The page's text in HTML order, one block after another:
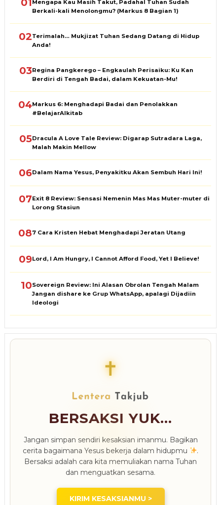
01Mengapa Kau Masih Takut, Padahal Tuhan Sudah
Berkali-kali Menolongmu? (Markus 8 Bagian 1)
02Terimalah… Mukjizat Tuhan Sedang Datang di Hidup
Anda!
03Regina Pangkerego – Engkaulah Perisaiku: Ku Kan
Berdiri di Tengah Badai, dalam Kekuatan-Mu!
04Markus 6: Menghadapi Badai dan Penolakkan
#BelajarAlkitab
05Dracula A Love Tale Review: Digarap Sutradara Laga,
Malah Makin Mellow
06Dalam Nama Yesus, Penyakitku Akan Sembuh Hari Ini!
07Exit 8 Review: Sensasi Nemenin Mas Mas Muter-muter di
Lorong Stasiun
087 Cara Kristen Hebat Menghadapi Jeratan Utang
09Lord, I Am Hungry, I Cannot Afford Food, Yet I Believe!
10Sovereign Review: Ini Alasan Obrolan Tengah Malam
Jangan dishare ke Grup WhatsApp, apalagi Dijadiin
Ideologi
✝
BERSAKSI YUK...
Jangan simpan sendiri kesaksian imanmu. Bagikan
cerita bagaimana Yesus bekerja dalam hidupmu
.
Bersaksi adalah cara kita memuliakan nama Tuhan
dan menguatkan sesama.
KIRIM KESAKSIANMU >